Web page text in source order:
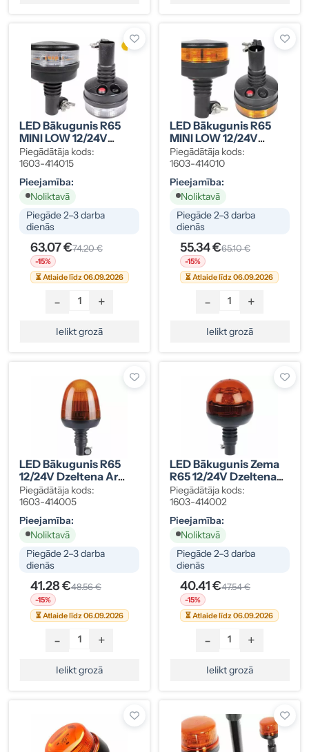
LED Bākugunis R65
MINI LOW 12/24V
Dzeltena Ar Tapas
Stiprinājumu
Piegādātāja kods:
1603-414015
Pieejamība:
Noliktavā
Piegāde 2–3 darba
dienās
63.07 €74.20 €
-15%
⏳ Atlaide līdz 06.09.2026
- +
Ielikt grozā
LED Bākugunis R65
MINI LOW 12/24V
Dzeltena Ar Tapas
Stiprinājumu
Piegādātāja kods:
1603-414010
Pieejamība:
Noliktavā
Piegāde 2–3 darba
dienās
55.34 €65.10 €
-15%
⏳ Atlaide līdz 06.09.2026
- +
Ielikt grozā
LED Bākugunis R65
12/24V Dzeltena Ar
Tapas Stiprinājumu
Piegādātāja kods:
1603-414005
Pieejamība:
Noliktavā
Piegāde 2–3 darba
dienās
41.28 €48.56 €
-15%
⏳ Atlaide līdz 06.09.2026
- +
Ielikt grozā
LED Bākugunis Zema
R65 12/24V Dzeltena
Ar Tapas Stiprinājumu
Piegādātāja kods:
1603-414002
Pieejamība:
Noliktavā
Piegāde 2–3 darba
dienās
40.41 €47.54 €
-15%
⏳ Atlaide līdz 06.09.2026
- +
Ielikt grozā